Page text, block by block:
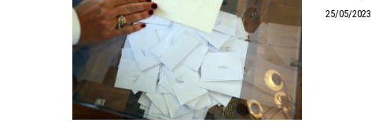
25/05/2023